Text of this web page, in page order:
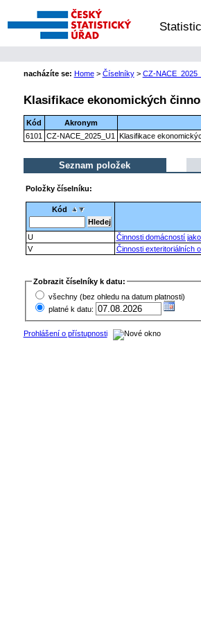
nacházíte se: Home> Číselníky> CZ-
Klasifikace ekonomických
Kód Akronym
6101
CZ-NACE_2025_U1 Klasifikace
Seznam položek
Položky číselníku:
Kód
U Činnosti domácností
V
Činnosti exteritoriálních
Zobrazit číselníky k datu:
všechny (bez ohledu na datum platnosti)
platné k datu:
Prohlášení o přístupnosti